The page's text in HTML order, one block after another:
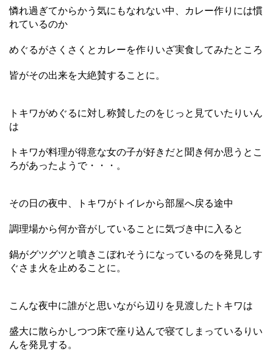
憐れ過ぎてからかう気にもなれない中、カレー作りには慣
れているのか
めぐるがさくさくとカレーを作りいざ実食してみたところ
皆がその出来を大絶賛することに。
トキワがめぐるに対し称賛したのをじっと見ていたりいん
は
トキワが料理が得意な女の子が好きだと聞き何か思うとこ
ろがあったようで・・・。
その日の夜中、トキワがトイレから部屋へ戻る途中
調理場から何か音がしていることに気づき中に入ると
鍋がグツグツと噴きこぼれそうになっているのを発見しす
ぐさま火を止めることに。
こんな夜中に誰がと思いながら辺りを見渡したトキワは
盛大に散らかしつつ床で座り込んで寝てしまっているりい
んを発見する。